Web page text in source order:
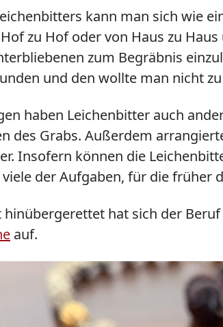
kann man sich wie
zu Hof oder von Haus zu
zum Begräbnis
und den wollte man nicht
haben Leichenbitter auch
des Grabs. Außerdem
Insofern können die
der Aufgaben, für die früher
hat sich der
auf.